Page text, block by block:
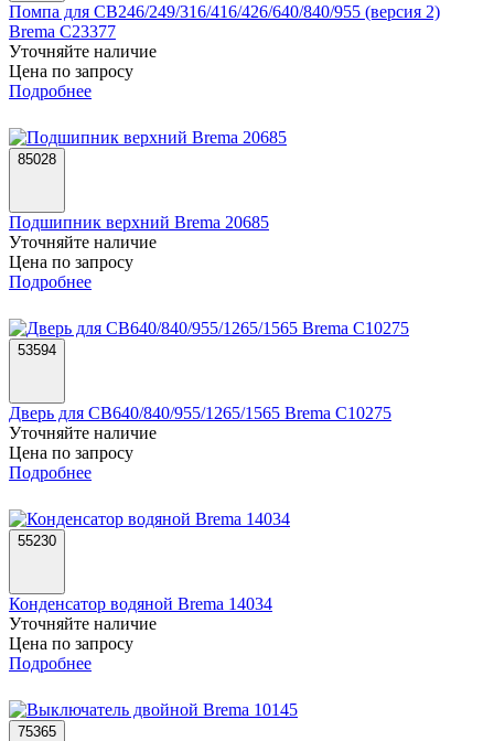
Помпа для CB246/249/316/416/426/640/840/955 (версия 2)
Brema C23377
Уточняйте наличие
Цена по запросу
Подробнее
85028
Подшипник верхний Brema 20685
Уточняйте наличие
Цена по запросу
Подробнее
53594
Дверь для CB640/840/955/1265/1565 Brema C10275
Уточняйте наличие
Цена по запросу
Подробнее
55230
Конденсатор водяной Brema 14034
Уточняйте наличие
Цена по запросу
Подробнее
75365